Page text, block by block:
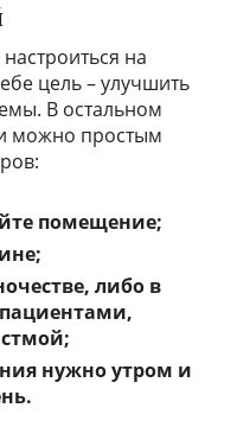
на
цель – улучшить
В остальном
можно простым
помещение;
либо в
нужно утром и